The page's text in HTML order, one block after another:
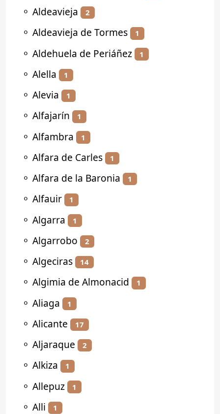
⚬ Aldeavieja 2
⚬ Aldeavieja de Tormes 1
⚬ Aldehuela de Periáñez 1
⚬ Alella 1
⚬ Alevia 1
⚬ Alfajarín 1
⚬ Alfambra 1
⚬ Alfara de Carles 1
⚬ Alfara de la Baronia 1
⚬ Alfauir 1
⚬ Algarra 1
⚬ Algarrobo 2
⚬ Algeciras 14
⚬ Algimia de Almonacid 1
⚬ Aliaga 1
⚬ Alicante 17
⚬ Aljaraque 2
⚬ Alkiza 1
⚬ Allepuz 1
⚬ Alli 1